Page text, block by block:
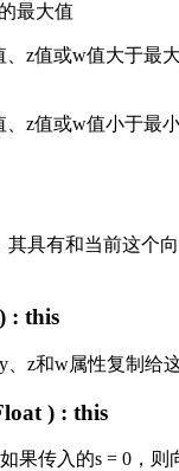
最大值
z值或w值大于最
z值或w值小于最
其具有和当前这个
: this
z和w属性复制给这
) : this
果传入的s = 0，则